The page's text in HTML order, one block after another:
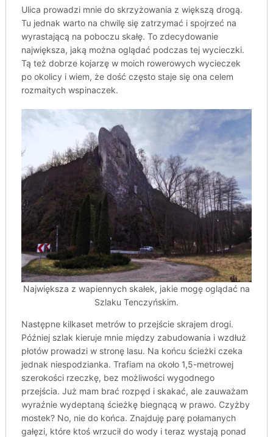
Ulica prowadzi mnie do skrzyżowania z większą drogą.
Tu jednak warto na chwilę się zatrzymać i spojrzeć na
wyrastającą na poboczu skałę. To zdecydowanie
największa, jaką można oglądać podczas tej wycieczki.
Tą też dobrze kojarzę w moich rowerowych wycieczek
po okolicy i wiem, że dość często staje się ona celem
rozmaitych wspinaczek.
Największa z wapiennych skałek, jakie mogę oglądać na
Szlaku Tenczyńskim.
Następne kilkaset metrów to przejście skrajem drogi.
Później szlak kieruje mnie między zabudowania i wzdłuż
płotów prowadzi w stronę lasu. Na końcu ścieżki czeka
jednak niespodzianka. Trafiam na około 1,5-metrowej
szerokości rzeczkę, bez możliwości wygodnego
przejścia. Już mam brać rozpęd i skakać, ale zauważam
wyraźnie wydeptaną ścieżkę biegnącą w prawo. Czyżby
mostek? No, nie do końca. Znajduję parę połamanych
gałęzi, które ktoś wrzucił do wody i teraz wystają ponad